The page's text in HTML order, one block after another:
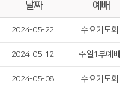
날짜 예배
2024-05-22 수요기도회
2024-05-12 주일1부예배
2024-05-08 수요기도회